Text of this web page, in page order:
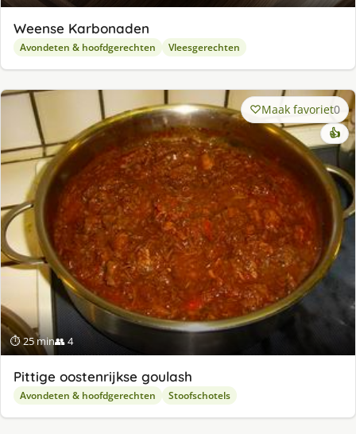
Weense Karbonaden
Avondeten & hoofdgerechten Vleesgerechten
⏱ 25 min👥 4
Maak favoriet0
👍
Pittige oostenrijkse goulash
Avondeten & hoofdgerechten Stoofschotels